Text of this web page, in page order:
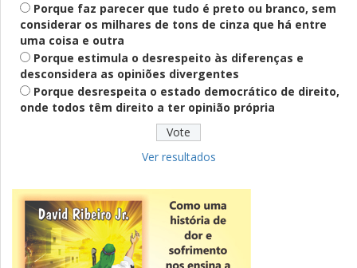
Definido
PT lança Patrus Ananias como candidato
ao governo de Minas Gerais
Fies: pré-selecionados têm até terça
para complementar informações
Novidade
CNPJ alfanumérico começa a ser emitido
nesta sexta
Porque faz parecer que tudo é preto ou branco, sem
considerar os milhares de tons de cinza que há entre
uma coisa e outra
Porque estimula o desrespeito às diferenças e
desconsidera as opiniões divergentes
Porque desrespeita o estado democrático de direito,
onde todos têm direito a ter opinião própria
Ver resultados